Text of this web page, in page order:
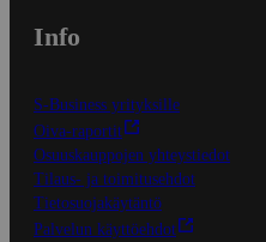
Info
S-Business yrityksille
Oiva-raportit
Osuuskauppojen yhteystiedot
Tilaus- ja toimitusehdot
Tietosuojakäytäntö
Palvelun käyttöehdot